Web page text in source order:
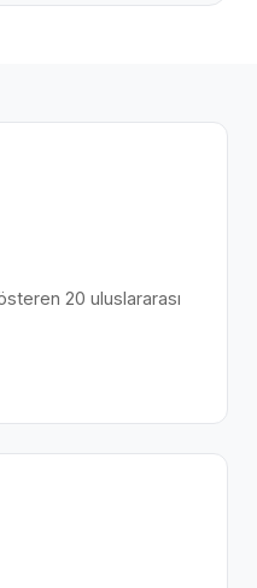
20 uluslararası